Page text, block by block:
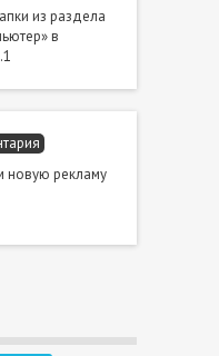
из раздела
в
новую рекламу